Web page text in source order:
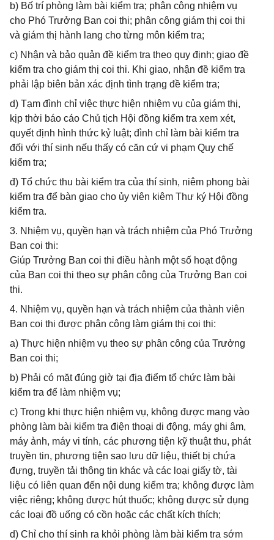
b) Bố trí phòng làm bài kiểm tra; phân công nhiệm vụ
cho Phó Trưởng Ban coi thi; phân công giám thị coi thi
và giám thị hành lang cho từng môn kiểm tra;
c) Nhận và bảo quản đề kiểm tra theo quy định; giao đề
kiểm tra cho giám thị coi thi. Khi giao, nhận đề kiểm tra
phải lập biên bản xác định tình trạng đề kiểm tra;
d) Tạm đình chỉ việc thực hiện nhiệm vụ của giám thị,
kịp thời báo cáo Chủ tịch Hội đồng kiểm tra xem xét,
quyết định hình thức kỷ luật; đình chỉ làm bài kiểm tra
đối với thí sinh nếu thấy có căn cứ vi phạm Quy chế
kiểm tra;
đ) Tổ chức thu bài kiểm tra của thí sinh, niêm phong bài
kiểm tra để bàn giao cho ủy viên kiêm Thư ký Hội đồng
kiểm tra.
3. Nhiệm vụ, quyền hạn và trách nhiệm của Phó Trưởng
Ban coi thi:
Giúp Trưởng Ban coi thi điều hành một số hoạt động
của Ban coi thi theo sự phân công của Trưởng Ban coi
thi.
4. Nhiệm vụ, quyền hạn và trách nhiệm của thành viên
Ban coi thi được phân công làm giám thị coi thi:
a) Thực hiện nhiệm vụ theo sự phân công của Trưởng
Ban coi thi;
b) Phải có mặt đúng giờ tại địa điểm tổ chức làm bài
kiểm tra để làm nhiệm vụ;
c) Trong khi thực hiện nhiệm vụ, không được mang vào
phòng làm bài kiểm tra điện thoại di động, máy ghi âm,
máy ảnh, máy vi tính, các phương tiện kỹ thuật thu, phát
truyền tin, phương tiện sao lưu dữ liệu, thiết bị chứa
đựng, truyền tải thông tin khác và các loại giấy tờ, tài
liệu có liên quan đến nội dung kiểm tra; không được làm
việc riêng; không được hút thuốc; không được sử dụng
các loại đồ uống có cồn hoặc các chất kích thích;
d) Chỉ cho thí sinh ra khỏi phòng làm bài kiểm tra sớm